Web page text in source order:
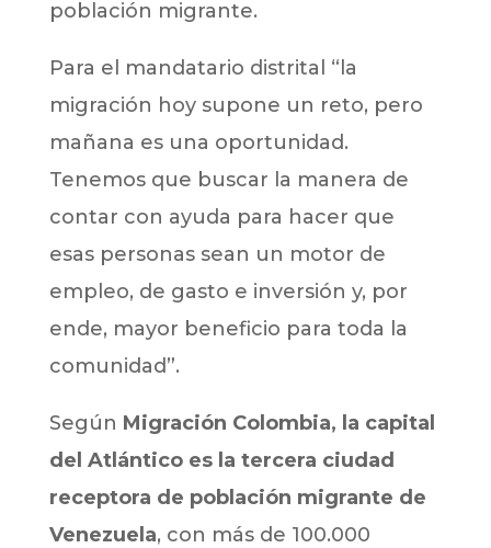
población migrante.
Para el mandatario distrital “la
migración hoy supone un reto, pero
mañana es una oportunidad.
Tenemos que buscar la manera de
contar con ayuda para hacer que
esas personas sean un motor de
empleo, de gasto e inversión y, por
ende, mayor beneficio para toda la
comunidad”.
Según Migración Colombia, la capital
del Atlántico es la tercera ciudad
receptora de población migrante de
Venezuela, con más de 100.000